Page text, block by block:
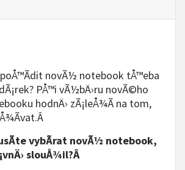
poÅ™Ã­dit novÃ½ notebook tÅ™eba
PÅ™i vÃ½bÄ›ru novÃ©ho
hodnÄ› zÃ¡leÅ¾Ã­ na tom,
vybÃ­rat novÃ½ notebook,
slouÅ¾il?Â